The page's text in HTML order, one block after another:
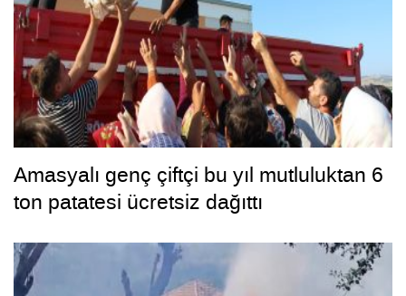
Amasyalı genç çiftçi bu yıl mutluluktan 6
ton patatesi ücretsiz dağıttı